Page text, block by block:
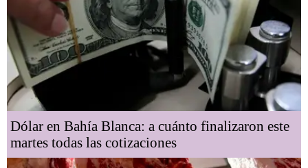
Dólar en Bahía Blanca: a cuánto finalizaron este
martes todas las cotizaciones